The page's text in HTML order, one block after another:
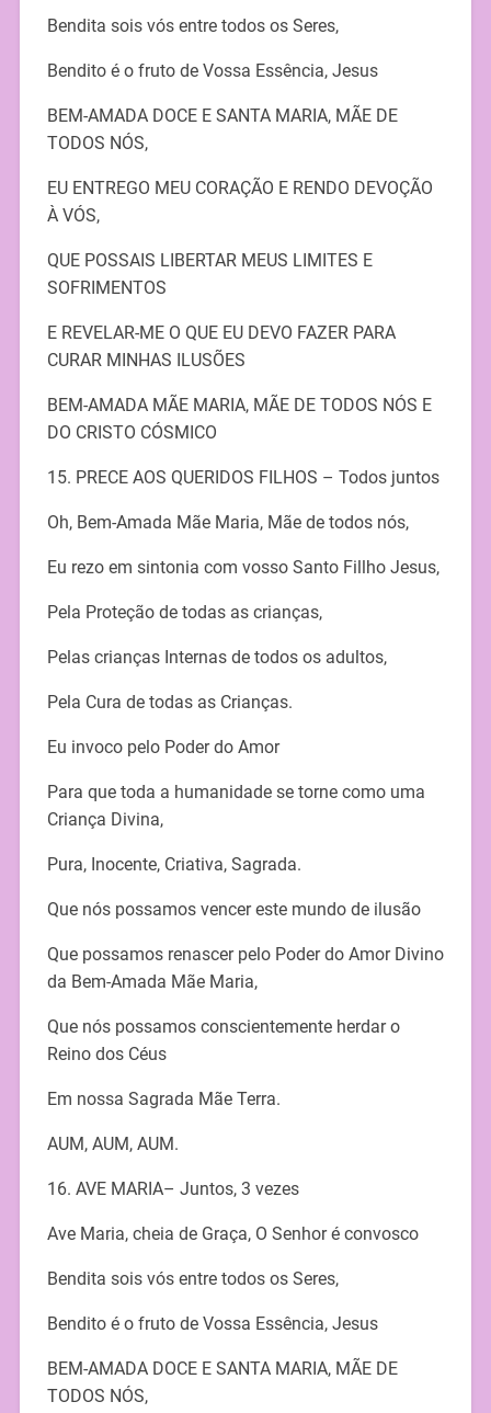
Bendita sois vós entre todos os Seres,
Bendito é o fruto de Vossa Essência, Jesus
BEM-AMADA DOCE E SANTA MARIA, MÃE DE
TODOS NÓS,
EU ENTREGO MEU CORAÇÃO E RENDO DEVOÇÃO
À VÓS,
QUE POSSAIS LIBERTAR MEUS LIMITES E
SOFRIMENTOS
E REVELAR-ME O QUE EU DEVO FAZER PARA
CURAR MINHAS ILUSÕES
BEM-AMADA MÃE MARIA, MÃE DE TODOS NÓS E
DO CRISTO CÓSMICO
15. PRECE AOS QUERIDOS FILHOS – Todos juntos
Oh, Bem-Amada Mãe Maria, Mãe de todos nós,
Eu rezo em sintonia com vosso Santo Fillho Jesus,
Pela Proteção de todas as crianças,
Pelas crianças Internas de todos os adultos,
Pela Cura de todas as Crianças.
Eu invoco pelo Poder do Amor
Para que toda a humanidade se torne como uma
Criança Divina,
Pura, Inocente, Criativa, Sagrada.
Que nós possamos vencer este mundo de ilusão
Que possamos renascer pelo Poder do Amor Divino
da Bem-Amada Mãe Maria,
Que nós possamos conscientemente herdar o
Reino dos Céus
Em nossa Sagrada Mãe Terra.
AUM, AUM, AUM.
16. AVE MARIA– Juntos, 3 vezes
Ave Maria, cheia de Graça, O Senhor é convosco
Bendita sois vós entre todos os Seres,
Bendito é o fruto de Vossa Essência, Jesus
BEM-AMADA DOCE E SANTA MARIA, MÃE DE
TODOS NÓS,